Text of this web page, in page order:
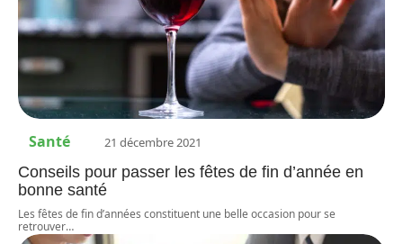
Santé 21 décembre 2021
Conseils pour passer les fêtes de fin d’année en
bonne santé
Les fêtes de fin d’années constituent une belle occasion pour se
retrouver…